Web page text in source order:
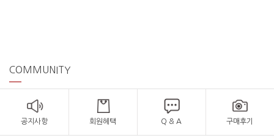
COMMUNITY
공지사항 회원혜택 Q & A 구매후기